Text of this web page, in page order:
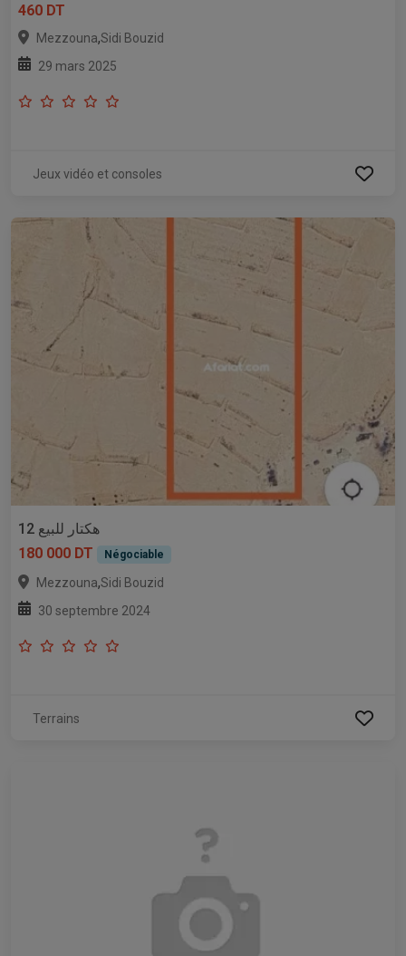
460 DT
Mezzouna,Sidi Bouzid
29 mars 2025
Jeux vidéo et consoles
12 هكتار للبيع
180 000 DT
Négociable
Mezzouna,Sidi Bouzid
30 septembre 2024
Terrains